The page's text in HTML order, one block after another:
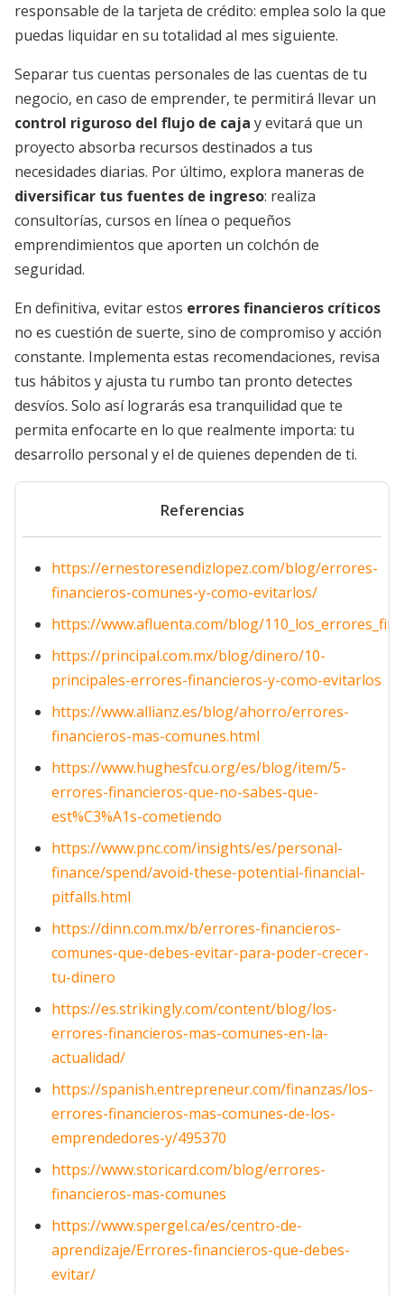
responsable de la tarjeta de crédito: emplea solo la que
puedas liquidar en su totalidad al mes siguiente.
Separar tus cuentas personales de las cuentas de tu
negocio, en caso de emprender, te permitirá llevar un
control riguroso del flujo de caja y evitará que un
proyecto absorba recursos destinados a tus
necesidades diarias. Por último, explora maneras de
diversificar tus fuentes de ingreso: realiza
consultorías, cursos en línea o pequeños
emprendimientos que aporten un colchón de
seguridad.
En definitiva, evitar estos errores financieros críticos
no es cuestión de suerte, sino de compromiso y acción
constante. Implementa estas recomendaciones, revisa
tus hábitos y ajusta tu rumbo tan pronto detectes
desvíos. Solo así lograrás esa tranquilidad que te
permita enfocarte en lo que realmente importa: tu
desarrollo personal y el de quienes dependen de ti.
Referencias
https://ernestoresendizlopez.com/blog/errores-
financieros-comunes-y-como-evitarlos/
https://www.afluenta.com/blog/
https://principal.com.mx/blog/dinero/10-
principales-errores-financieros-y-como-evitarlos
https://www.allianz.es/blog/ahorro/errores-
financieros-mas-comunes.html
https://www.hughesfcu.org/es/blog/item/5-
errores-financieros-que-no-sabes-que-
est%C3%A1s-cometiendo
https://www.pnc.com/insights/es/personal-
finance/spend/avoid-these-potential-financial-
pitfalls.html
https://dinn.com.mx/b/errores-financieros-
comunes-que-debes-evitar-para-poder-crecer-
tu-dinero
https://es.strikingly.com/content/blog/los-
errores-financieros-mas-comunes-en-la-
actualidad/
https://spanish.entrepreneur.com/finanzas/los-
errores-financieros-mas-comunes-de-los-
emprendedores-y/495370
https://www.storicard.com/blog/errores-
financieros-mas-comunes
https://www.spergel.ca/es/centro-de-
aprendizaje/Errores-financieros-que-debes-
evitar/